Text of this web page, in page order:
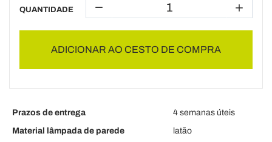
QUANTIDADE
ADICIONAR AO CESTO DE COMPRA
Prazos de entrega
4 semanas úteis
Material lâmpada de parede
latão